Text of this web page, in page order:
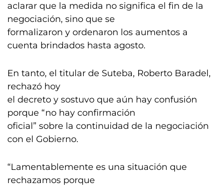
aclarar que la medida no significa el fin de la
negociación, sino que se
formalizaron y ordenaron los aumentos a
cuenta brindados hasta agosto.
En tanto, el titular de Suteba, Roberto Baradel,
rechazó hoy
el decreto y sostuvo que aún hay confusión
porque “no hay confirmación
oficial” sobre la continuidad de la negociación
con el Gobierno.
“Lamentablemente es una situación que
rechazamos porque